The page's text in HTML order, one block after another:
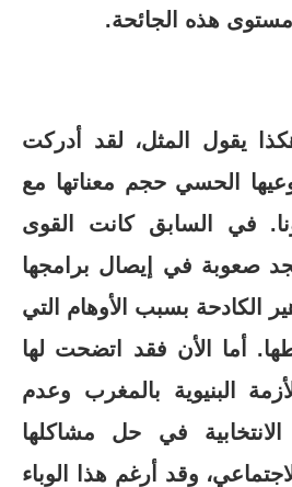
هذه الجائحة.
يقول المثل، لقد أدركت
الحسي حجم معناتها مع
في السابق كانت القوى
تجد صعوبة في إيصال برامجها
الكادحة بسبب الأوهام التي
أما الأن فقد اتضحت لها
البنيوية بالمغرب وعدم
في حل مشاكلها
وقد أرغم هذا الوباء